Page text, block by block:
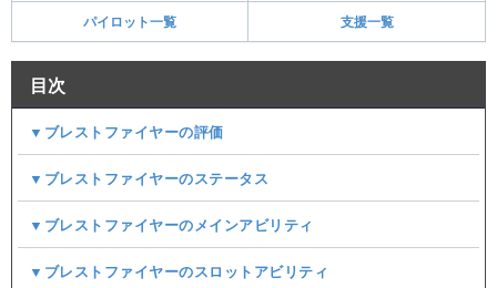
パイロット一覧 支援一覧
目次
▼ブレストファイヤーの評価
▼ブレストファイヤーのステータス
▼ブレストファイヤーのメインアビリティ
▼ブレストファイヤーのスロットアビリティ